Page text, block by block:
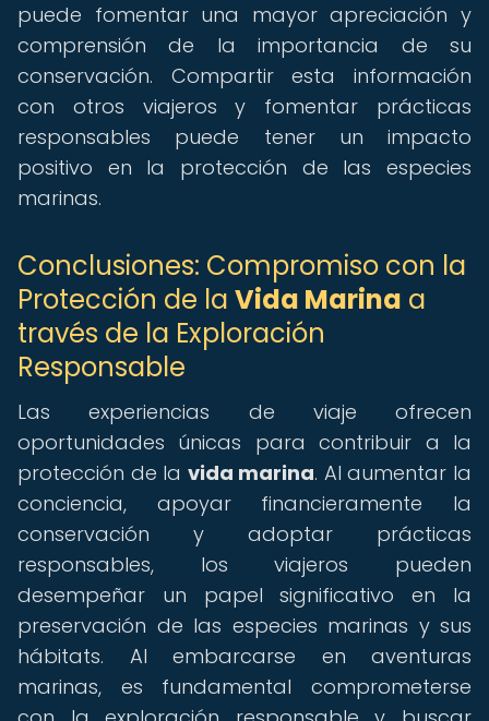
puede fomentar una mayor apreciación y
comprensión de la importancia de su
conservación. Compartir esta información
con otros viajeros y fomentar prácticas
responsables puede tener un impacto
positivo en la protección de las especies
marinas.
Conclusiones: Compromiso con la
Protección de la Vida Marina a
través de la Exploración
Responsable
Las experiencias de viaje ofrecen
oportunidades únicas para contribuir a la
protección de la vida marina. Al aumentar la
conciencia, apoyar financieramente la
conservación y adoptar prácticas
responsables, los viajeros pueden
desempeñar un papel significativo en la
preservación de las especies marinas y sus
hábitats. Al embarcarse en aventuras
marinas, es fundamental comprometerse